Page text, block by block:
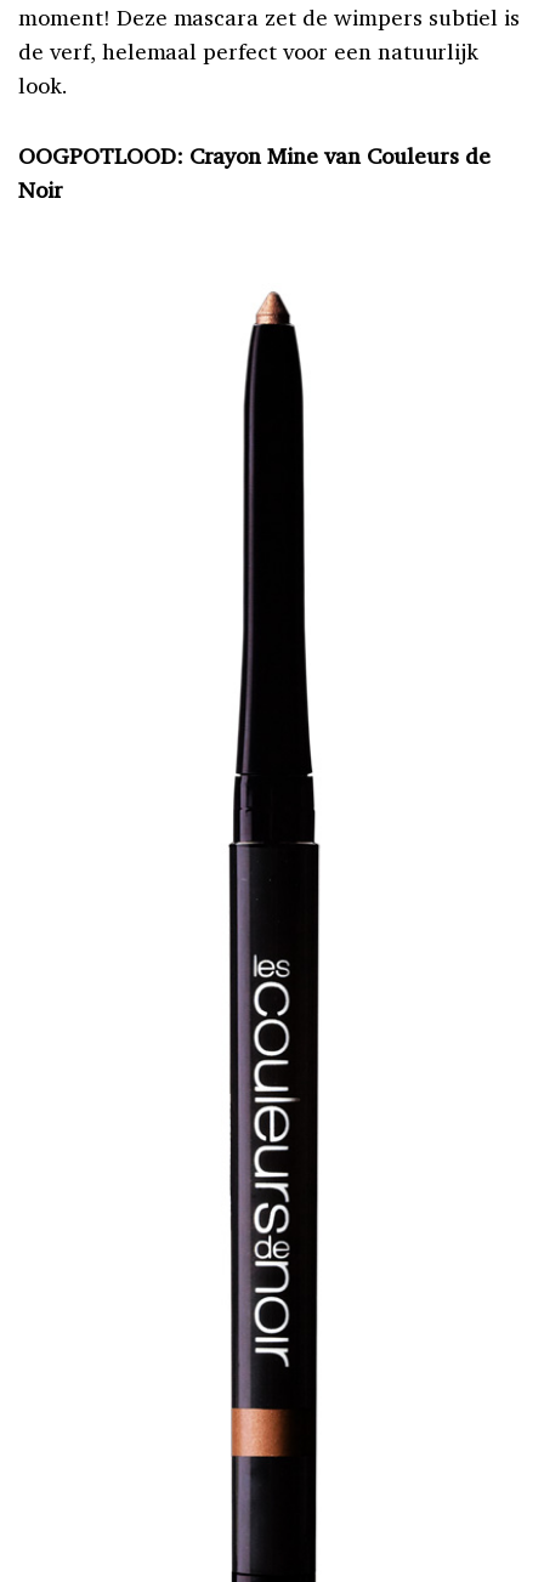
moment! Deze mascara zet de wimpers subtiel is
de verf, helemaal perfect voor een natuurlijk
look.
OOGPOTLOOD: Crayon Mine van Couleurs de
Noir